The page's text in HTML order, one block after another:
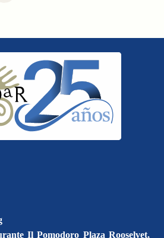
Il Pomodoro Plaza Rooselvet,